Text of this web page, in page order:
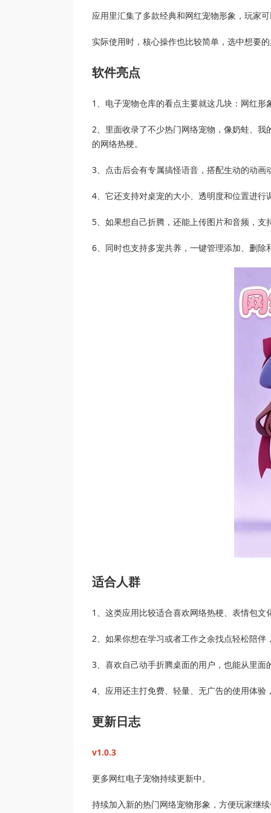
应用里汇集了多款经典和网红宠物形象，玩家
实际使用时，核心操作也比较简单，选中想要
软件亮点
1、电子宠物仓库的看点主要就这几块：网红
2、里面收录了不少热门网络宠物，像奶蛙、
的网络热梗。
3、点击后会有专属搞怪语音，搭配生动的动画
4、它还支持对桌宠的大小、透明度和位置进行
5、如果想自己折腾，还能上传图片和音频，支
6、同时也支持多宠共养，一键管理添加、删
适合人群
1、这类应用比较适合喜欢网络热梗、表情包
2、如果你想在学习或者工作之余找点轻松陪
3、喜欢自己动手折腾桌面的用户，也能从里
4、应用还主打免费、轻量、无广告的使用体
更新日志
v1.0.3
更多网红电子宠物持续更新中。
持续加入新的热门网络宠物形象，方便玩家继